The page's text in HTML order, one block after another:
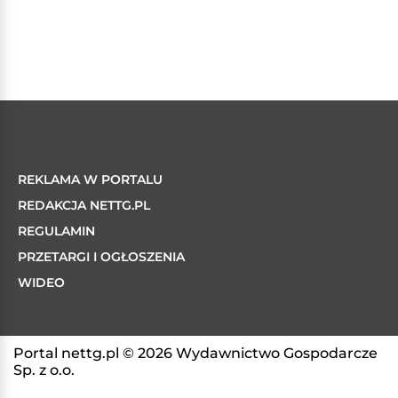
REKLAMA W PORTALU
REDAKCJA NETTG.PL
REGULAMIN
PRZETARGI I OGŁOSZENIA
WIDEO
Portal nettg.pl © 2026 Wydawnictwo Gospodarcze
Sp. z o.o.